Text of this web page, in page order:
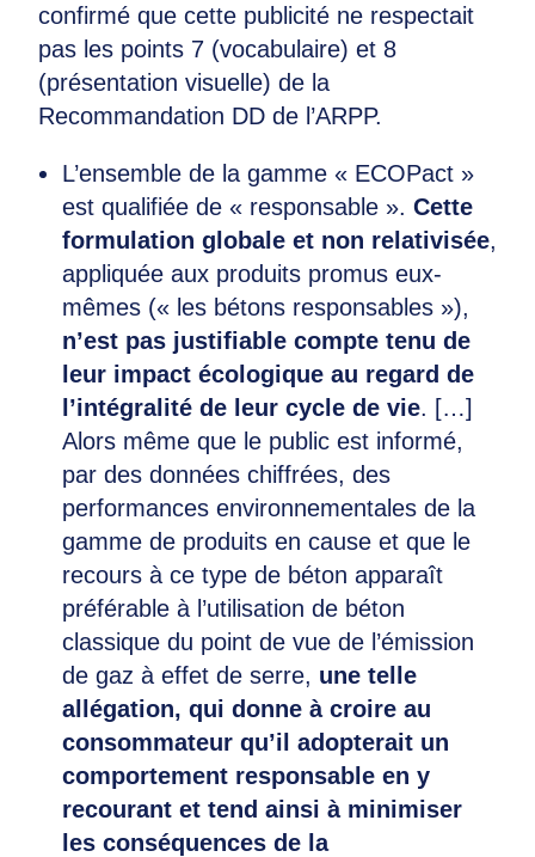
confirmé que cette publicité ne respectait
pas les points 7 (vocabulaire) et 8
(présentation visuelle) de la
Recommandation DD de l’ARPP.
L’ensemble de la gamme « ECOPact »
est qualifiée de « responsable ». Cette
formulation globale et non relativisée,
appliquée aux produits promus eux-
mêmes (« les bétons responsables »),
n’est pas justifiable compte tenu de
leur impact écologique au regard de
l’intégralité de leur cycle de vie. […]
Alors même que le public est informé,
par des données chiffrées, des
performances environnementales de la
gamme de produits en cause et que le
recours à ce type de béton apparaît
préférable à l’utilisation de béton
classique du point de vue de l’émission
de gaz à effet de serre, une telle
allégation, qui donne à croire au
consommateur qu’il adopterait un
comportement responsable en y
recourant et tend ainsi à minimiser
les conséquences de la